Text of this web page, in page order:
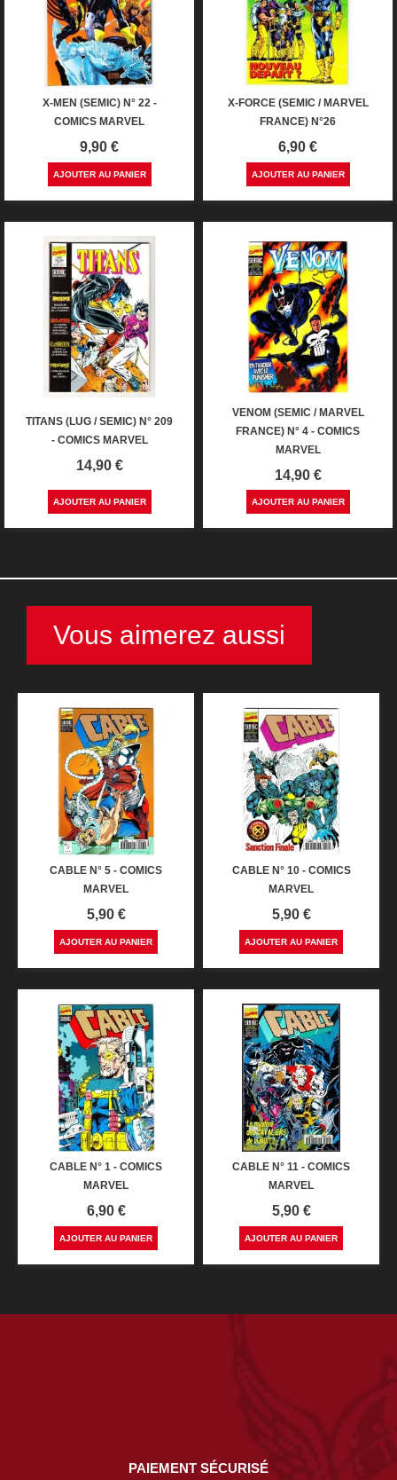
X-MEN (SEMIC) N° 22 -
COMICS MARVEL
Prix
9,90 €
AJOUTER AU PANIER
X-FORCE (SEMIC / MARVEL
FRANCE) N°26
Prix
6,90 €
AJOUTER AU PANIER
TITANS (LUG / SEMIC) N° 209
- COMICS MARVEL
Prix
14,90 €
AJOUTER AU PANIER
VENOM (SEMIC / MARVEL
FRANCE) N° 4 - COMICS
MARVEL
Prix
14,90 €
AJOUTER AU PANIER
Vous aimerez aussi
CABLE N° 5 - COMICS
MARVEL
Prix
5,90 €
AJOUTER AU PANIER
CABLE N° 10 - COMICS
MARVEL
Prix
5,90 €
AJOUTER AU PANIER
CABLE N° 1 - COMICS
MARVEL
Prix
6,90 €
AJOUTER AU PANIER
CABLE N° 11 - COMICS
MARVEL
Prix
5,90 €
AJOUTER AU PANIER
PAIEMENT SÉCURISÉ